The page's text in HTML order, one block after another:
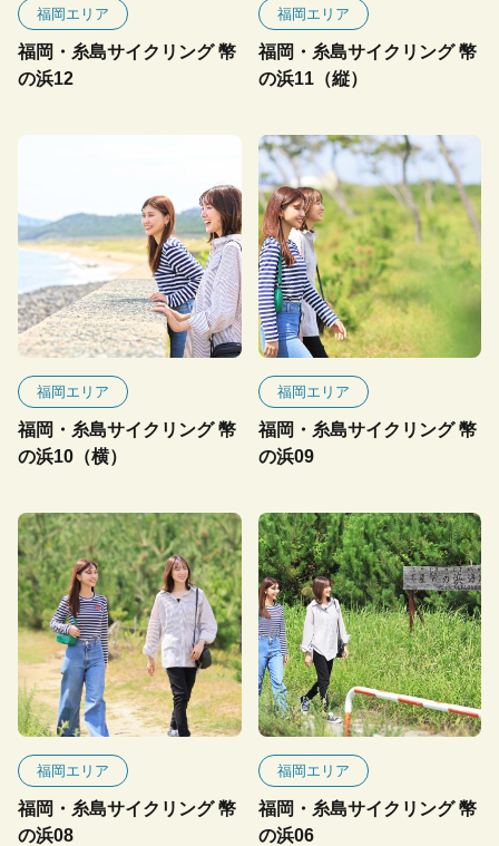
福岡エリア
福岡・糸島サイクリング 幣
の浜12
福岡エリア
福岡・糸島サイクリング 幣
の浜11（縦）
福岡エリア
福岡・糸島サイクリング 幣
の浜10（横）
福岡エリア
福岡・糸島サイクリング 幣
の浜09
福岡エリア
福岡・糸島サイクリング 幣
の浜08
福岡エリア
福岡・糸島サイクリング 幣
の浜06